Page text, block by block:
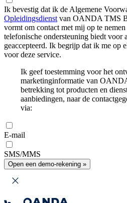
Ik bevestig dat ik de Algemene
Opleidingsdienst van OANDA TMS
vormt om contact met mij op te
telefonische ondersteuning biedt voor
geaccepteerd. Ik begrijp dat ik me op
voor deze service.
Ik geef toestemming voor het
marketinginformatie van
betrekking tot producten en
aanbiedingen, naar de
via:
E-mail
SMS/MMS
Open een demo-rekening »